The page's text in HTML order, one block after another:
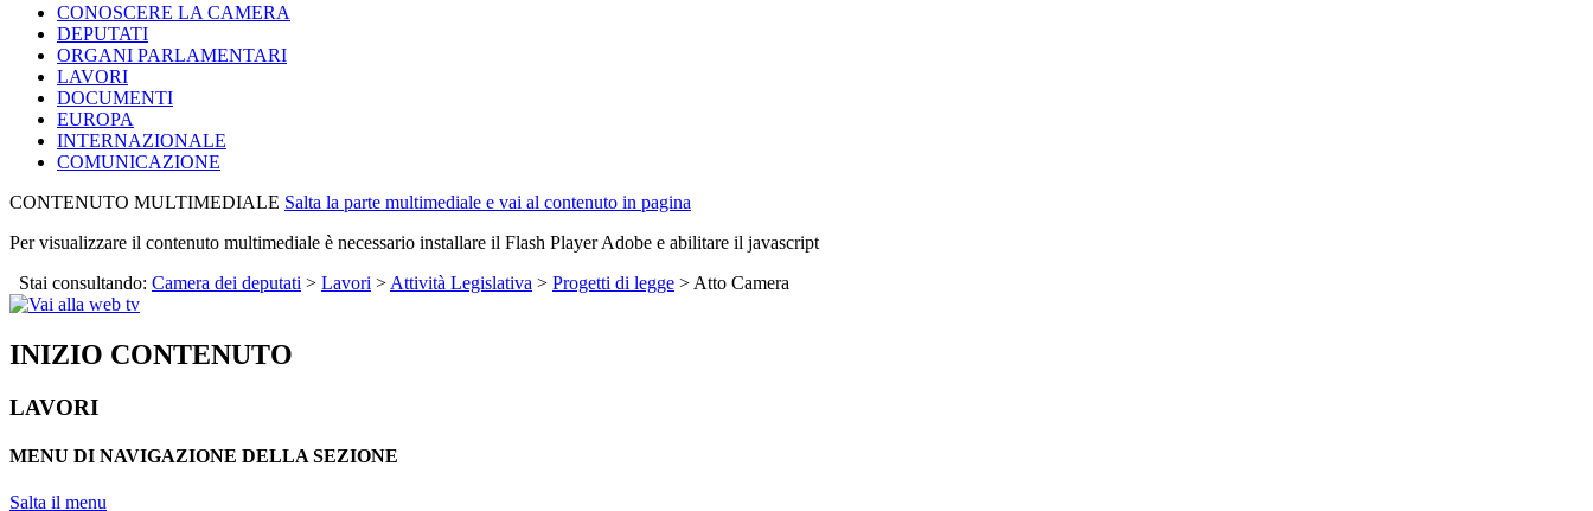
CONOSCERE LA CAMERA
DEPUTATI
ORGANI PARLAMENTARI
LAVORI
DOCUMENTI
EUROPA
INTERNAZIONALE
COMUNICAZIONE
CONTENUTO MULTIMEDIALE Salta la parte multimediale e vai al contenuto in pagina
Per visualizzare il contenuto multimediale è necessario installare il Flash Player Adobe e abilitare il javascript
Stai consultando: Camera dei deputati > Lavori > Attività Legislativa > Progetti di legge > Atto Camera
INIZIO CONTENUTO
LAVORI
MENU DI NAVIGAZIONE DELLA SEZIONE
Salta il menu